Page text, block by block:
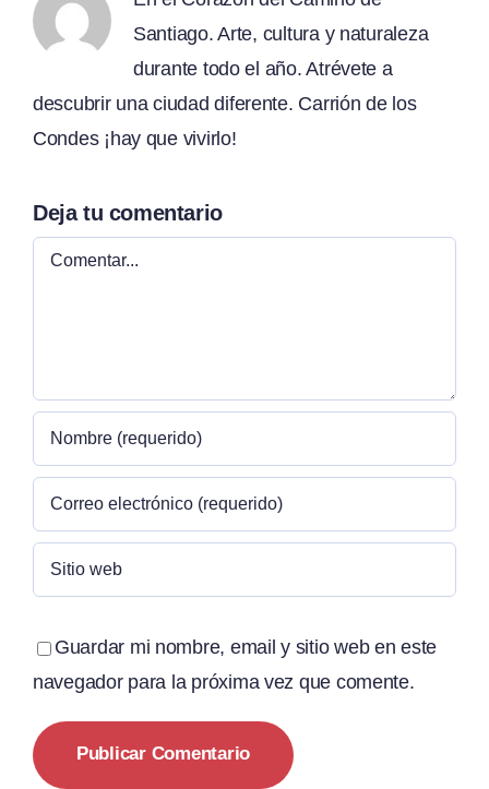
Santiago. Arte, cultura y naturaleza
durante todo el año. Atrévete a
descubrir una ciudad diferente. Carrión de los
Condes ¡hay que vivirlo!
Deja tu comentario
Comentar
Guardar mi nombre, email y sitio web en este
navegador para la próxima vez que comente.